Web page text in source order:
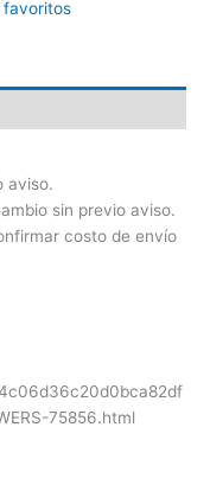
favoritos
aviso.
sin previo aviso.
costo de envío
75856.html